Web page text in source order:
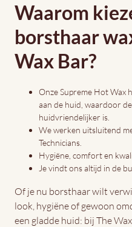
Waarom
borsthaar
Wax Bar?
Onze Supreme Hot Wax
aan de huid, waardoor
huidvriendelijker is.
We werken uitsluitend
Technicians.
Hygiëne, comfort en
Je vindt ons altijd in de
Of je nu borsthaar wilt
look, hygiëne of gewoon
een gladde huid: bij The